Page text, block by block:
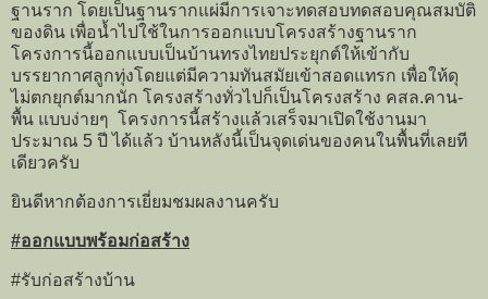
ฐานราก โดยเป็นฐานรากแผ่มีการเจาะทดสอบทดสอบคุณสมบัติ
ของดิน เพื่อน้ำไปใช้ในการออกแบบโครงสร้างฐานราก
โครงการนี้ออกแบบเป็นบ้านทรงไทยประยุกต์ให้เข้ากับ
บรรยากาศลูกทุ่งโดยแต่มีความทันสมัยเข้าสอดแทรก เพื่อให้ดุ
ไม่ตกยุกต์มากนัก โครงสร้างทั่วไปก็เป็นโครงสร้าง คสล.คาน-
พื้น แบบง่ายๆ โครงการนี้สร้างแล้วเสร็จมาเปิดใช้งานมา
ประมาณ 5 ปี ได้แล้ว บ้านหลังนี้เป็นจุดเด่นของคนในพื้นที่เลยที
เดียวครับ
ยินดีหากต้องการเยี่ยมชมผลงานครับ
#ออกแบบพร้อมก่อสร้าง
#รับก่อสร้างบ้าน